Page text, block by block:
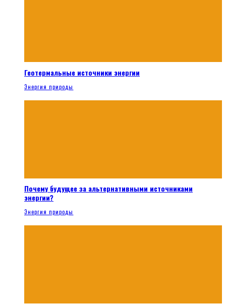
Геотермальные источники энергии
Энергия природы
Почему будущее за альтернативными источниками
энергии?
Энергия природы